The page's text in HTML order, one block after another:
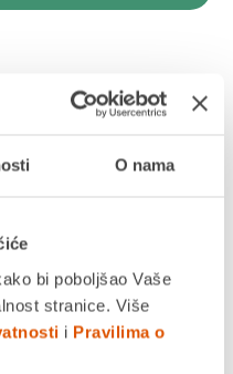
O nama
bi poboljšao Vaše
stranice. Više
i Pravilima o
I OVO
alu tuba